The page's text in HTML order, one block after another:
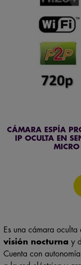
CÁMARA ESPÍA
IP OCULTA EN
Es una cámara oculta
visión nocturna y
Cuenta con